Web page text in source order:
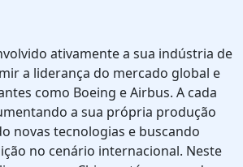
ativamente a sua indústria de
a liderança do mercado global e
como Boeing e Airbus. A cada
a sua própria produção
novas tecnologias e buscando
no cenário internacional. Neste